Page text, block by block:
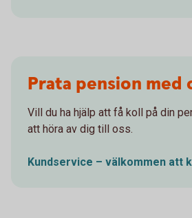
Prata pension med
Vill du ha hjälp att få koll på din
att höra av dig till oss.
Kundservice – välkommen att